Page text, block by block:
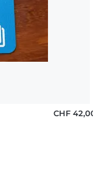
CHF 42,00